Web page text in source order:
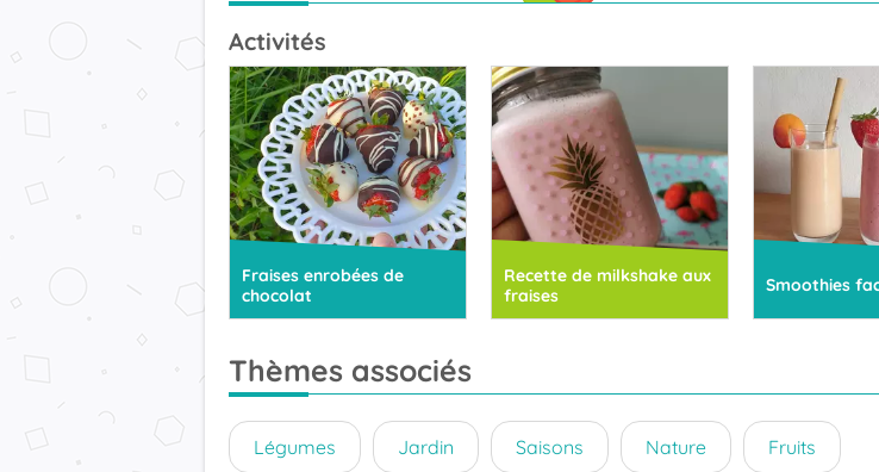
Activités
Fraises enrobées de
chocolat
Recette de milkshake aux
fraises
Smoothies
Thèmes associés
Légumes Jardin Saisons Nature Fruits